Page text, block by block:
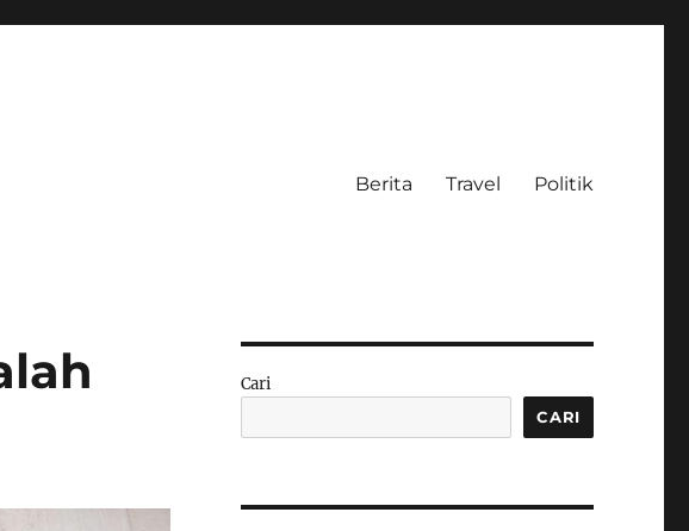
Berita Travel Politik
Cari
CARI